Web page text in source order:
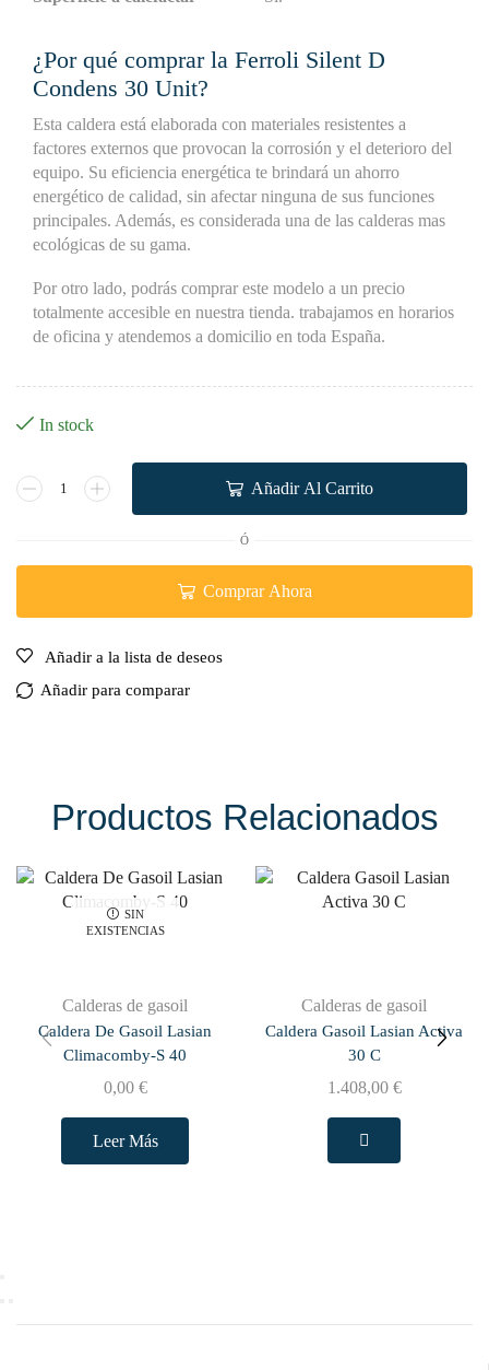
¿Por qué comprar la Ferroli Silent D
Condens 30 Unit?
Esta caldera está elaborada con materiales resistentes a
factores externos que provocan la corrosión y el deterioro del
equipo. Su eficiencia energética te brindará un ahorro
energético de calidad, sin afectar ninguna de sus funciones
principales. Además, es considerada una de las calderas mas
ecológicas de su gama.
Por otro lado, podrás comprar este modelo a un precio
totalmente accesible en nuestra tienda. trabajamos en horarios
de oficina y atendemos a domicilio en toda España.
In stock
Añadir Al Carrito
Ó
Comprar Ahora
Añadir a la lista de deseos
Añadir para comparar
Productos Relacionados
SIN
EXISTENCIAS
Calderas de gasoil
Caldera De Gasoil Lasian
Climacomby-S 40
0,00 €
Leer Más
Calderas de gasoil
Caldera Gasoil Lasian Activa
30 C
1.408,00 €